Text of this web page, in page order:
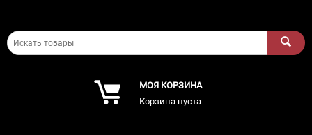
МОЯ КОРЗИНА
Корзина пуста